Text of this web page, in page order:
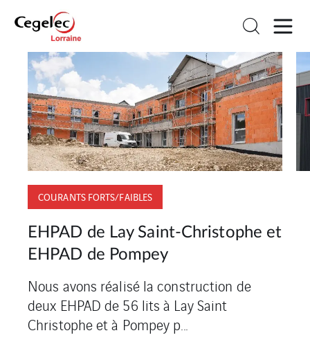
COURANTS FORTS/FAIBLES
EHPAD de Lay Saint-Christophe et
EHPAD de Pompey
Nous avons réalisé la construction de
deux EHPAD de 56 lits à Lay Saint
Christophe et à Pompey p...